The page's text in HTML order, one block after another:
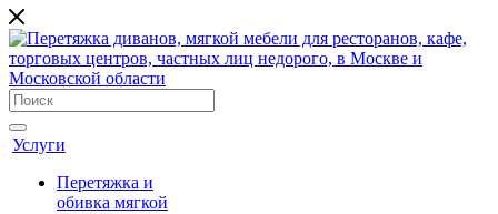
Услуги
Перетяжка и
обивка мягкой